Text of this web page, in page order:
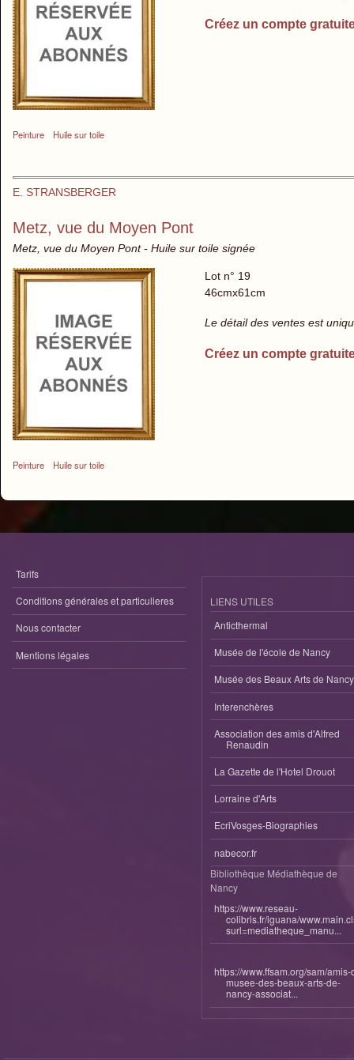
Peinture Huile sur toile
Créez un compte
E. STRANSBERGER
Metz, vue du Moyen Pont
Metz, vue du Moyen Pont - Huile sur toile signée
Peinture Huile sur toile
Lot n° 19
46cmx61cm
Le détail des ventes est
Créez un compte
Tarifs
Conditions générales et particulieres
Nous contacter
Mentions légales
LIENS UTILES
Anticthermal
Musée de l'école de Nancy
Musée des Beaux Arts de Nancy
Interenchères
Association des amis d'Alfred
Renaudin
La Gazette de l'Hotel Drouot
Lorraine d'Arts
EcriVosges-Biographies
nabecor.fr
Bibliothèque Médiathèque de
Nancy
https://www.reseau-
colibris.fr/iguana/
surl=mediatheque_manu...
https://www.ffsam.org/sam/amis-
musee-des-beaux-arts-de-
nancy-associat...